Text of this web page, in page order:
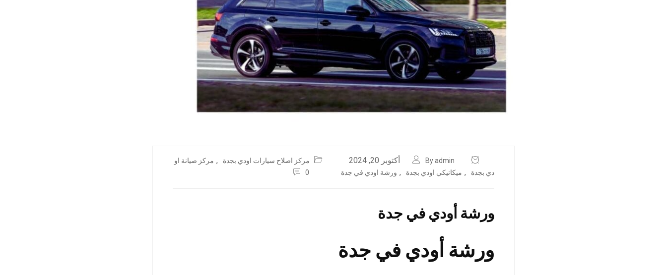
By admin أكتوبر 20, 2024 مركز اصلاح سيارات اودي بجدة , مركز صيانة او
دي بجدة
, ميكانيكي اودي بجدة , ورشة اودي في جدة 0
ورشة أودي في جدة
ورشة أودي في جدة